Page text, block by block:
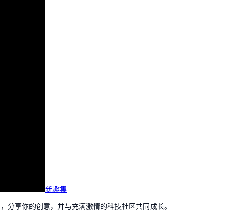
新趣集
分享你的创意，并与充满激情的科技社区共同成长。